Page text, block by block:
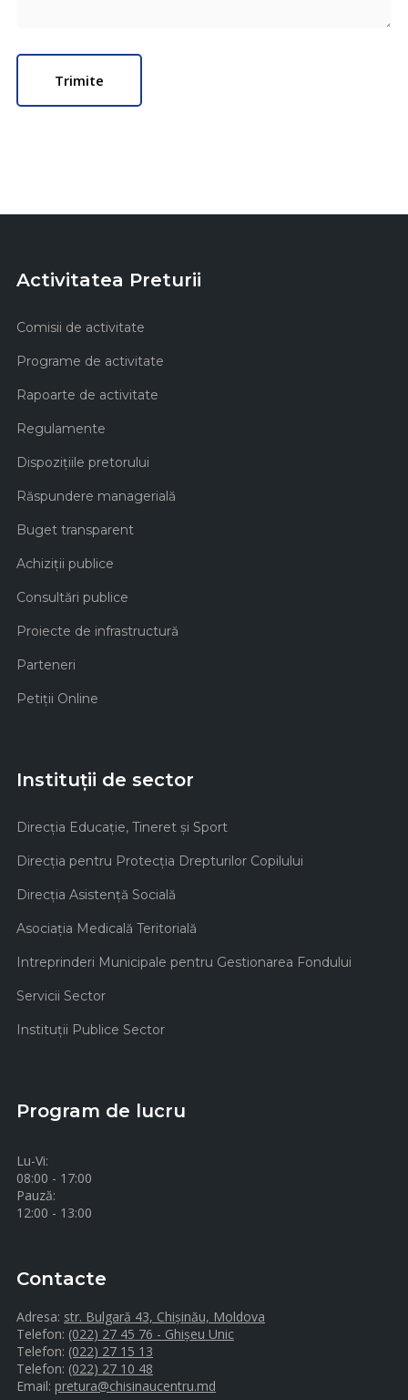
Activitatea Preturii
Comisii de activitate
Programe de activitate
Rapoarte de activitate
Regulamente
Dispozițiile pretorului
Răspundere managerială
Buget transparent
Achiziţii publice
Consultări publice
Proiecte de infrastructură
Parteneri
Petiții Online
Instituții de sector
Direcţia Educaţie, Tineret şi Sport
Direcţia pentru Protecţia Drepturilor Copilului
Direcţia Asistenţă Socială
Asociaţia Medicală Teritorială
Intreprinderi Municipale pentru Gestionarea Fondului
Servicii Sector
Instituţii Publice Sector
Program de lucru
Lu-Vi:
08:00 - 17:00
Pauză:
12:00 - 13:00
Contacte
Adresa: str. Bulgară 43, Chișinău, Moldova
Telefon: (022) 27 45 76 - Ghișeu Unic
Telefon: (022) 27 15 13
Telefon: (022) 27 10 48
Email: pretura@chisinaucentru.md